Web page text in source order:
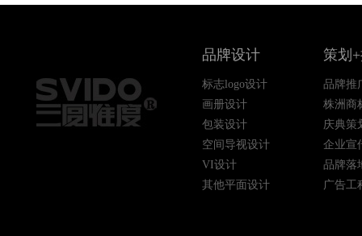
品牌设计
标志logo设计
画册设计
包装设计
空间导视设计
VI设计
其他平面设计
策划
品牌推
株洲商
庆典策
企业宣
品牌落
广告工